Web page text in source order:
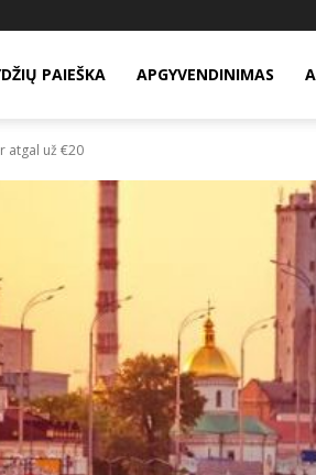
PAIEŠKA APGYVENDINIMAS
atgal už €20